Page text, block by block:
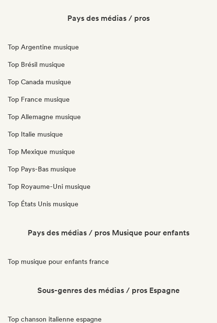
Pays des médias / pros
Top Argentine musique
Top Brésil musique
Top Canada musique
Top France musique
Top Allemagne musique
Top Italie musique
Top Mexique musique
Top Pays-Bas musique
Top Royaume-Uni musique
Top États Unis musique
Pays des médias / pros Musique pour enfants
Top musique pour enfants france
Sous-genres des médias / pros Espagne
Top chanson italienne espagne